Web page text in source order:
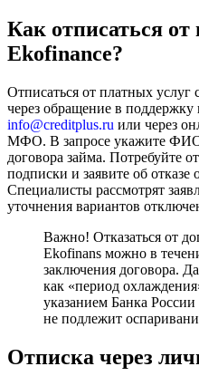
Как отписаться от
Ekofinance?
Отписаться от платных
через обращение в
info@creditplus.ru или через
МФО. В запросе укажите
договора займа. Потребуйте
подписки и заявите об отказе
Специалисты рассмотрят
уточнения вариантов
Важно! Отказаться от
Ekofinans можно в
заключения договора.
как «период
указанием Банка
не подлежит
Отписка через